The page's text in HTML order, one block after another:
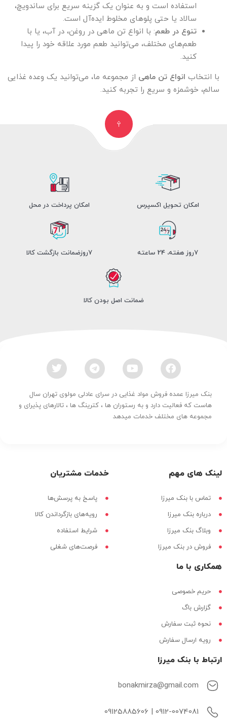
استفاده است و به عنوان یک گزینه سریع برای ساندویچ،
سالاد یا حتی پلوهای مخلوط ایده‌آل است.
تنوع در طعم: با انواع تن ماهی در روغن، در آب، یا با
طعم‌های مختلف، می‌توانید طعم مورد علاقه خود را پیدا
کنید.
با انتخاب انواع تن ماهی از مجموعه ما، می‌توانید یک وعده غذایی
سالم، خوشمزه و سریع را تجربه کنید.
امکان تحویل اکسپرس امکان پرداخت در محل
7روز هفته، 24 ساعته 7روزضمانت بازگشت کالا
ضمانت اصل بودن کالا
بنک میرزا عمده فروش مواد غذایی در سرای عادلی مولوی تهران سال
هاست که فعالیت دارد و به رستوران ها ، کترینگ ها ، تالارهای پذیرای و
مجموعه های مختلف خدمات میدهد
لینک های مهم
تماس با بنک میرزا
درباره بنک میرزا
وبلاگ بنک میرزا
فروش در بنک میرزا
خدمات مشتریان
پاسخ به پرسش‌ها
رویه‌های بازگرداندن کالا
شرایط استفاده
فرصت‌های شغلی
همکاری با ما
حریم خصوصی
گزارش باگ
نحوه ثبت سفارش
رویه ارسال سفارش
ارتباط با بنک میرزا
bonakmirza@gmail.com
0912-0074081 | 09125885606